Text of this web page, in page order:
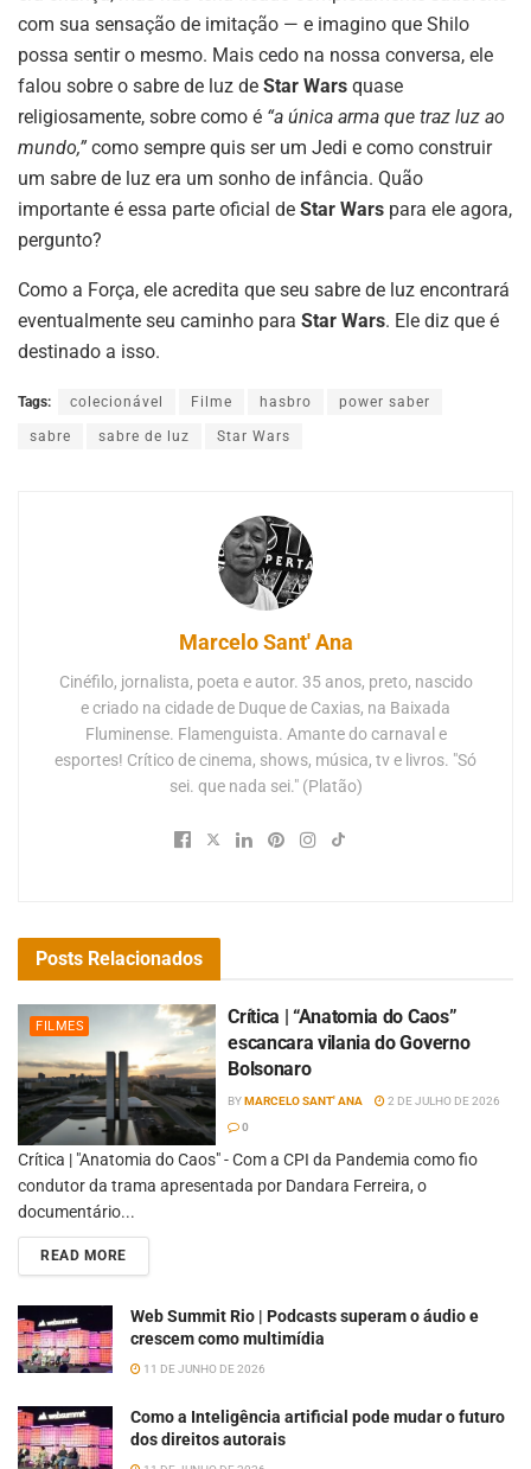
com sua sensação de imitação — e imagino que Shilo
possa sentir o mesmo. Mais cedo na nossa conversa, ele
falou sobre o sabre de luz de Star Wars quase
religiosamente, sobre como é “a única arma que traz luz ao
mundo,” como sempre quis ser um Jedi e como construir
um sabre de luz era um sonho de infância. Quão
importante é essa parte oficial de Star Wars para ele agora,
pergunto?
Como a Força, ele acredita que seu sabre de luz encontrará
eventualmente seu caminho para Star Wars. Ele diz que é
destinado a isso.
Tags: colecionável Filme hasbro power saber
sabre sabre de luz Star Wars
Marcelo Sant' Ana
Cinéfilo, jornalista, poeta e autor. 35 anos, preto, nascido
e criado na cidade de Duque de Caxias, na Baixada
Fluminense. Flamenguista. Amante do carnaval e
esportes! Crítico de cinema, shows, música, tv e livros. "Só
sei. que nada sei." (Platão)
Posts Relacionados
FILMES
Crítica | “Anatomia do Caos”
escancara vilania do Governo
Bolsonaro
BYMARCELO SANT' ANA
2 DE JULHO DE 2026
0
Crítica | "Anatomia do Caos" - Com a CPI da Pandemia como fio
condutor da trama apresentada por Dandara Ferreira, o
documentário...
READ MORE
Web Summit Rio | Podcasts superam o áudio e
crescem como multimídia
11 DE JUNHO DE 2026
Como a Inteligência artificial pode mudar o futuro
dos direitos autorais